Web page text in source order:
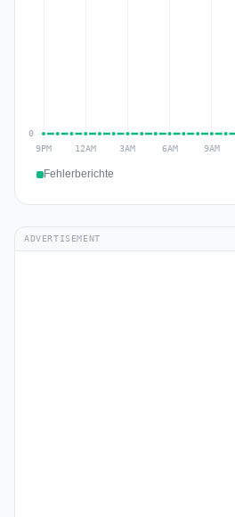
Fehlerberichte
ADVERTISEMENT